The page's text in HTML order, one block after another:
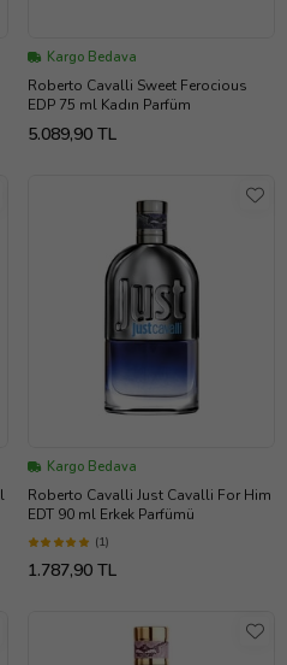
Kargo Bedava
Roberto Cavalli Sweet Ferocious
EDP 75 ml Kadın Parfüm
5.089,90 TL
Kargo Bedava
Roberto Cavalli Just Cavalli For Him
EDT 90 ml Erkek Parfümü
(1)
1.787,90 TL